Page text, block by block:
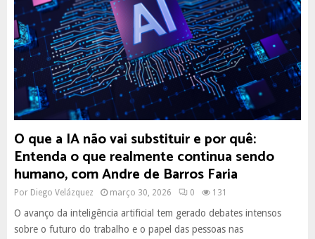
O que a IA não vai substituir e por quê:
Entenda o que realmente continua sendo
humano, com Andre de Barros Faria
Por Diego Velázquez março 30, 2026 0 131
O avanço da inteligência artificial tem gerado debates intensos
sobre o futuro do trabalho e o papel das pessoas nas